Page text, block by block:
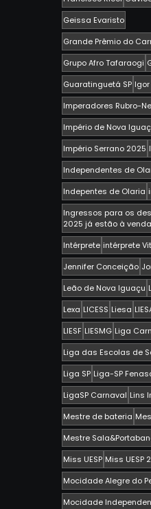
Geissa Evaristo
Grande Prêmio do
Grupo Afro Tafaraogi
Guaratinguetá SP
Imperadores Rubro-
Império de Nova
Império Serrano 2025
Independentes de
Indepentes de Olaria
Ingressos para os
2025 já estão à venda
Intérprete intérprete
Jennifer Conceição
Leão de Nova Iguaçu
Lexa LICESS Liesa
LIESF LIESMG Liga
Liga das Escolas de
Liga SP Liga-SP
LigaSP Carnaval Lins
Mestre de bateria
Mestre
Miss UESP Miss UESP
Mocidade Alegre do
Mocidade